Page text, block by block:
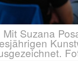
Suzana